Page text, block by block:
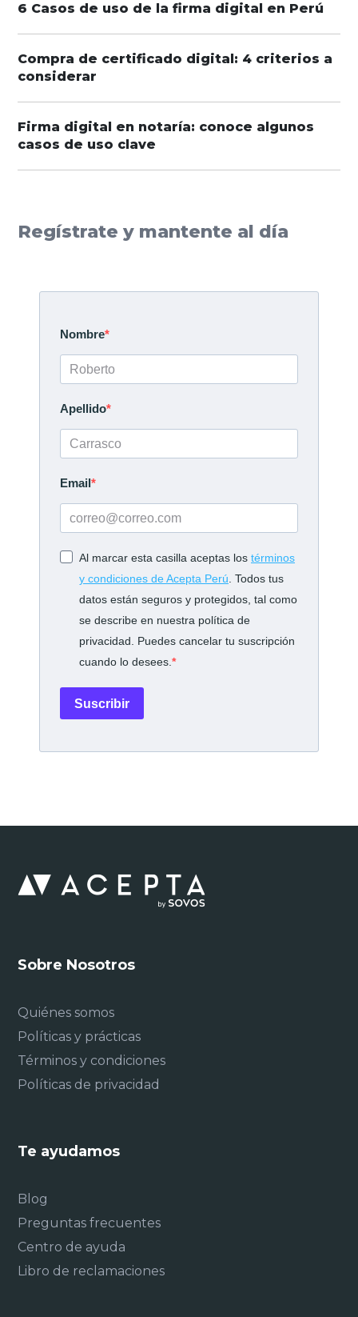
6 Casos de uso de la firma digital en Perú
Compra de certificado digital: 4 criterios a
considerar
Firma digital en notaría: conoce algunos
casos de uso clave
Regístrate y mantente al día
Nombre
Apellido
Email
Al marcar esta casilla aceptas los términos
y condiciones de Acepta Perú . Todos tus
datos están seguros y protegidos, tal como
se describe en nuestra política de
privacidad. Puedes cancelar tu suscripción
cuando lo desees.
Suscribir
Sobre Nosotros
Quiénes somos
Políticas y prácticas
Términos y condiciones
Políticas de privacidad
Te ayudamos
Blog
Preguntas frecuentes
Centro de ayuda
Libro de reclamaciones